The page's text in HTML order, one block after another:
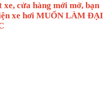
xe, cửa hàng mới mở, bạn
xe hơi MUỐN LÀM ĐẠI